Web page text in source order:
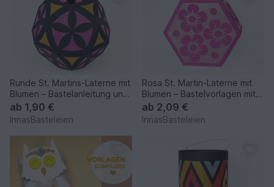
Runde St. Martins-Laterne mit
Blumen – Bastelanleitung und
Vorlagen
ab 1,90 €
InnasBasteleien
Rosa St. Martin-Laterne mit
Blumen – Bastelvorlagen mit
Anleitung
ab 2,09 €
InnasBasteleien